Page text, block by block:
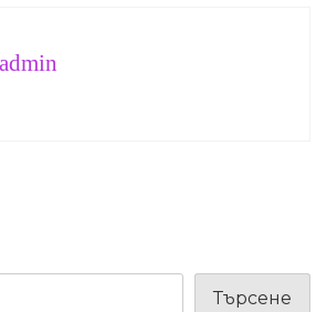
admin
Търсене